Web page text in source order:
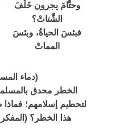
وحتَّامَ يجرون خَلْفَ
الشَّتاتْ؟
فبئسَ الحياةُ، وبئسَ
المماتْ
(دماء
الخطر محدق
لتحطيم إسلامهم؛
هذا الخطر؟